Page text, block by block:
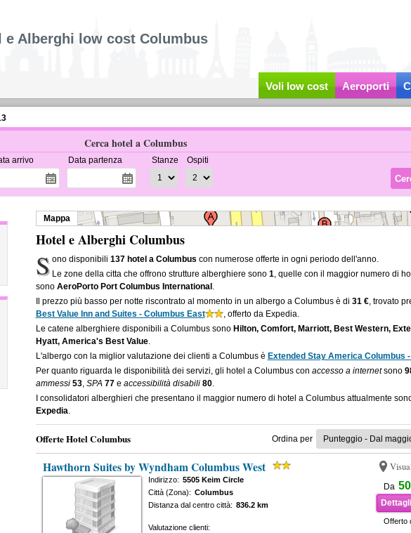
e Alberghi low cost Columbus
Voli low cost Aeroporti
Cerca hotel a Columbus
arrivo Data partenza Stanze Ospiti
Mappa
Hotel e Alberghi Columbus
S ono disponibili137 hotel a Columbus con numerose offerte in ogni periodo dell'anno.
Le zone della citta che offrono strutture alberghiere sono1, quelle con il maggior numero di
sono AeroPorto Port Columbus International .
Il prezzo più basso per notte riscontrato al momento in un albergo a Columbus è di 31 €, trovato
Best Value Inn and Suites - Columbus East
, offerto da Expedia.
Le catene alberghiere disponibili a Columbus sono Hilton, Comfort, Marriott, Best Western,
Hyatt, America's Best Value.
L'albergo con la miglior valutazione dei clienti a Columbus è Extended Stay America Columbus
Per quanto riguarda le disponibilità dei servizi, gli hotel a Columbus con accesso a internetsono
ammessi 53, SPA 77e accessibilità disabili 80.
I consolidatori alberghieri che presentano il maggior numero di hotel a Columbus attualmente
Expedia.
Offerte Hotel Columbus Ordina per
Hawthorn Suites by Wyndham Columbus West
Da
Offerto
Indirizzo: 5505 Keim Circle
Città (Zona): Columbus
Distanza dal centro città: 836.2 km
Valutazione clienti: